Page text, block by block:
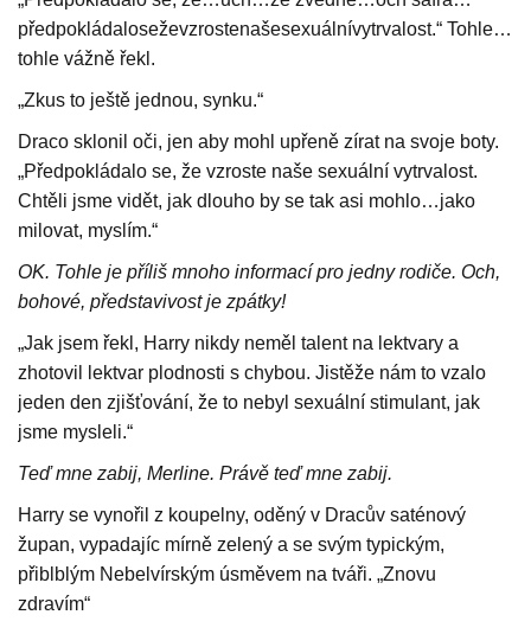
předpokládaloseževzrostenašesexuálnívytrvalost.“ Tohle…
tohle vážně řekl.
„Zkus to ještě jednou, synku.“
Draco sklonil oči, jen aby mohl upřeně zírat na svoje boty.
„Předpokládalo se, že vzroste naše sexuální vytrvalost.
Chtěli jsme vidět, jak dlouho by se tak asi mohlo…jako
milovat, myslím.“
OK. Tohle je příliš mnoho informací pro jedny rodiče. Och,
bohové, představivost je zpátky!
„Jak jsem řekl, Harry nikdy neměl talent na lektvary a
zhotovil lektvar plodnosti s chybou. Jistěže nám to vzalo
jeden den zjišťování, že to nebyl sexuální stimulant, jak
jsme mysleli.“
Teď mne zabij, Merline. Právě teď mne zabij.
Harry se vynořil z koupelny, oděný v Dracův saténový
župan, vypadajíc mírně zelený a se svým typickým,
přiblblým Nebelvírským úsměvem na tváři. „Znovu
zdravím“